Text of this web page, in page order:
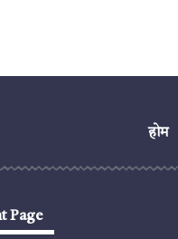
होम
Page